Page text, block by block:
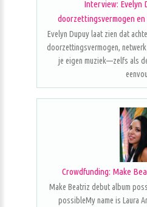
Interview: Evelyn
doorzettingsvermogen
Evelyn Dupuy laat zien dat
doorzettingsvermogen,
je eigen muziek—zelfs als
Crowdfunding: Make
Make Beatriz debut album
possibleMy name is Laura